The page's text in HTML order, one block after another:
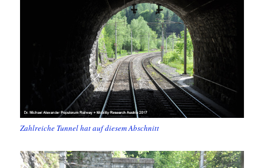
Zahlreiche Tunnel hat auf diesem Abschnitt